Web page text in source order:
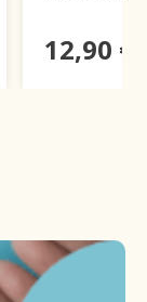
12,90 €